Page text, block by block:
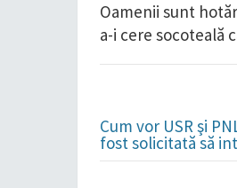
Oamenii sunt
a-i cere socoteală
Cum vor USR şi
fost solicitată să